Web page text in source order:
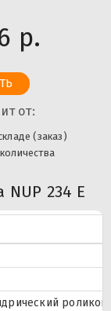
р.
от:
(заказ)
234 E